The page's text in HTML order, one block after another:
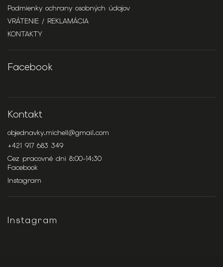
Podmienky ochrany osobných údajov
VRÁTENIE / REKLAMÁCIA
KONTAKTY
Facebook
Kontakt
objednavky.michell@gmail.com
+421 917 683 349
Cez pracovné dni 8:00-14:30
Facebook
Instagram
Instagram